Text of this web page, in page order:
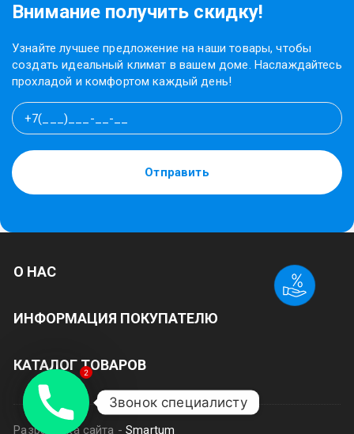
Внимание получить скидку!
Узнайте лучшее предложение на наши товары, чтобы
создать идеальный климат в вашем доме. Наслаждайтесь
прохладой и комфортом каждый день!
Отправить
О НАС
ИНФОРМАЦИЯ ПОКУПАТЕЛЮ
КАТАЛОГ ТОВАРОВ
Разработка сайта -Smartum
2
Звонок специалисту